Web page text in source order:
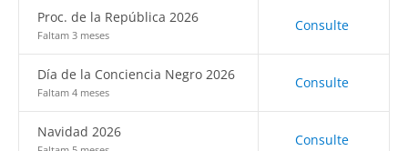
Proc. de la República 2026
Faltam 3 meses
Consulte
Día de la Conciencia Negro 2026
Faltam 4 meses
Consulte
Navidad 2026 Consulte